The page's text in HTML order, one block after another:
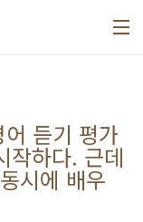
듣기 평가
작하다. 근데
시에 배우